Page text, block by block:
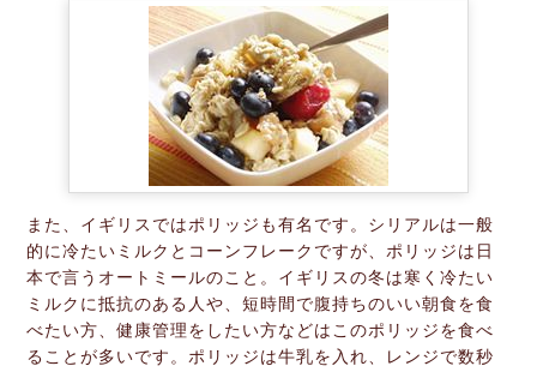
また、イギリスではポリッジも有名です。シリアルは一般
的に冷たいミルクとコーンフレークですが、ポリッジは日
本で言うオートミールのこと。イギリスの冬は寒く冷たい
ミルクに抵抗のある人や、短時間で腹持ちのいい朝食を食
べたい方、健康管理をしたい方などはこのポリッジを食べ
ることが多いです。ポリッジは牛乳を入れ、レンジで数秒